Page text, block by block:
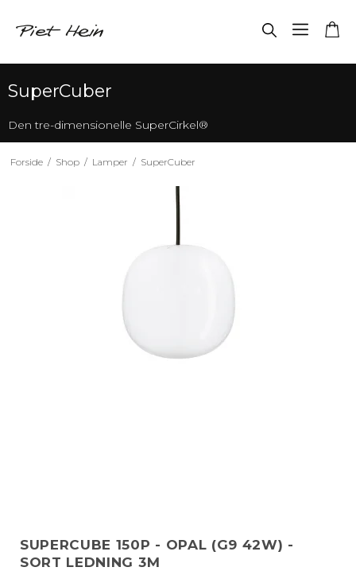
SuperCuber
Den tre-dimensionelle SuperCirkel®
Forside / Shop / Lamper / SuperCuber
SUPERCUBE 150P - OPAL (G9 42W) -
SORT LEDNING 3M